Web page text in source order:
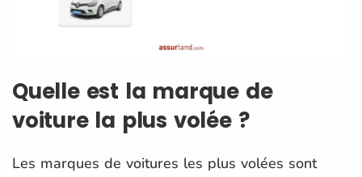
Quelle est la marque de
voiture la plus volée ?
Les marques de voitures les plus volées sont